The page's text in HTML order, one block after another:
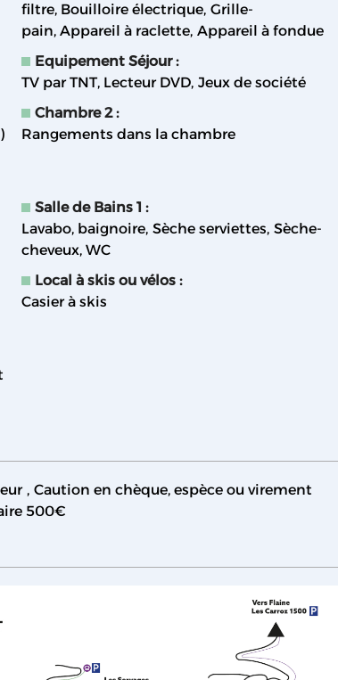
filtre Bouilloire électrique Grille-
pain Appareil à raclette Appareil à fondue
Equipement Séjour:
TV par TNT Lecteur DVD Jeux de société
Chambre 2:
Rangements dans la chambre
Salle de Bains 1 :
Lavabo baignoire Sèche serviettes Sèche-
cheveux WC
Local à skis ou vélos :
Casier à skis
Caution en chèque, espèce ou virement
500€